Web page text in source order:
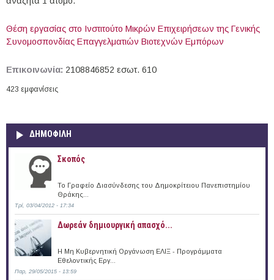
Θέση εργασίας στο Ινστιτούτο Μικρών Επιχειρήσεων της Γενικής
Συνομοσπονδίας Επαγγελματιών Βιοτεχνών Εμπόρων
Επικοινωνία: 2108846852 εσωτ. 610
423 εμφανίσεις
ΔΗΜΟΦΙΛΗ
Σκοπός
Το Γραφείο Διασύνδεσης του Δημοκρίτειου Πανεπιστημίου
Θράκης...
Τρί, 03/04/2012 - 17:34
Δωρεάν δημιουργική απασχό...
Η Μη Κυβερνητική Οργάνωση ΕΛΙΞ - Προγράμματα
Εθελοντικής Εργ...
Παρ, 29/05/2015 - 13:59